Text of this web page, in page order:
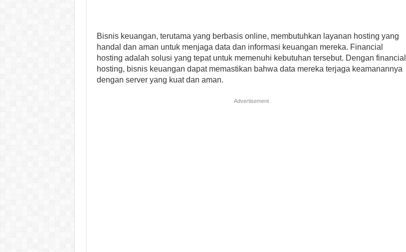
Bisnis keuangan, terutama yang berbasis online, membutuhkan layanan hosting yang
handal dan aman untuk menjaga data dan informasi keuangan mereka. Financial
hosting adalah solusi yang tepat untuk memenuhi kebutuhan tersebut. Dengan financial
hosting, bisnis keuangan dapat memastikan bahwa data mereka terjaga keamanannya
dengan server yang kuat dan aman.
Advertisement